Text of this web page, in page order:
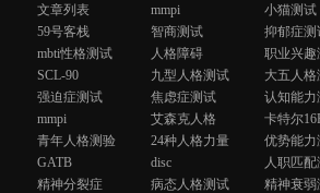
文章列表
mmpi
小猫测试
59号客栈
智商测试
抑郁症测
mbti性格测试
人格障碍
职业兴趣
SCL-90
九型人格测试
大五人格
强迫症测试
焦虑症测试
认知能力
mmpi
艾森克人格
卡特尔
青年人格测验
24种人格力量
优势能力
GATB
disc
人职匹配
精神分裂症
病态人格测试
精神衰弱